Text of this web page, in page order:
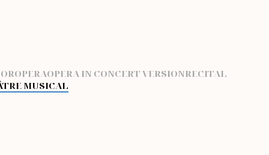
OPERAOPERA IN CONCERT VERSIONRECITAL
MUSICAL